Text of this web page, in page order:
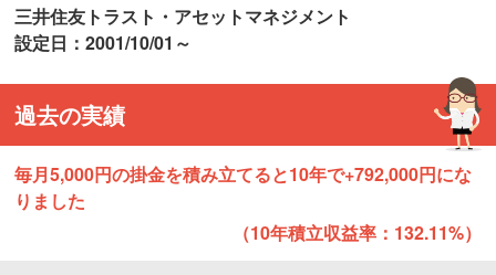
三井住友トラスト・アセットマネジメント
設定日：2001/10/01～
過去の実績
毎月5,000円の掛金を積み立てると10年で+792,000円にな
りました
（10年積立収益率：132.11%）